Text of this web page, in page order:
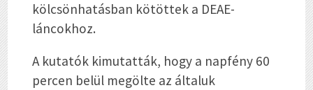
kölcsönhatásban kötöttek a DEAE-
láncokhoz.
A kutatók kimutatták, hogy a napfény 60
percen belül megölte az általuk